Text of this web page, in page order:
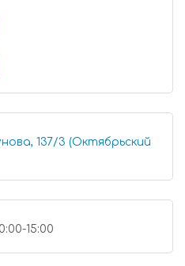
137/3 (Октябрьский
15:00